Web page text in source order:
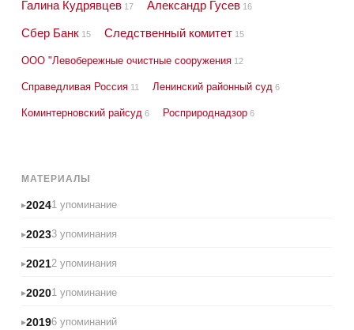
Галина Кудрявцев 17 Александр Гусев 16
Сбер Банк 15 Следственный комитет 15
ООО "Левобережные очистные сооружения 12
Справедливая Россия 11 Ленинский районный суд 6
Коминтерновский райсуд 6 Росприроднадзор 6
МАТЕРИАЛЫ
20241 упоминание
20233 упоминания
20212 упоминания
20201 упоминание
20196 упоминаний